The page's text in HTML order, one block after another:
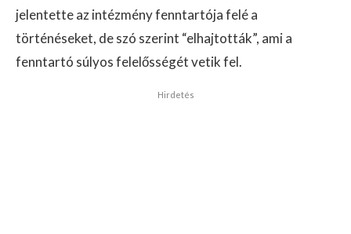
jelentette az intézmény fenntartója felé a
történéseket, de szó szerint “elhajtották”, ami a
fenntartó súlyos felelősségét vetik fel.
Hirdetés